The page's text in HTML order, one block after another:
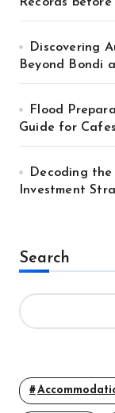
Discovering
Beyond Bondi
Flood
Guide for
Decoding
Investment
Search